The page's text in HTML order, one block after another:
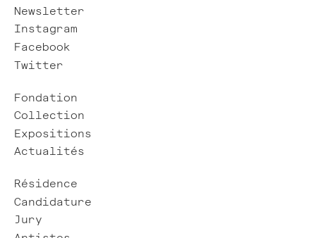
Newsletter
Instagram
Facebook
Twitter
Fondation
Collection
Expositions
Actualités
Résidence
Candidature
Jury